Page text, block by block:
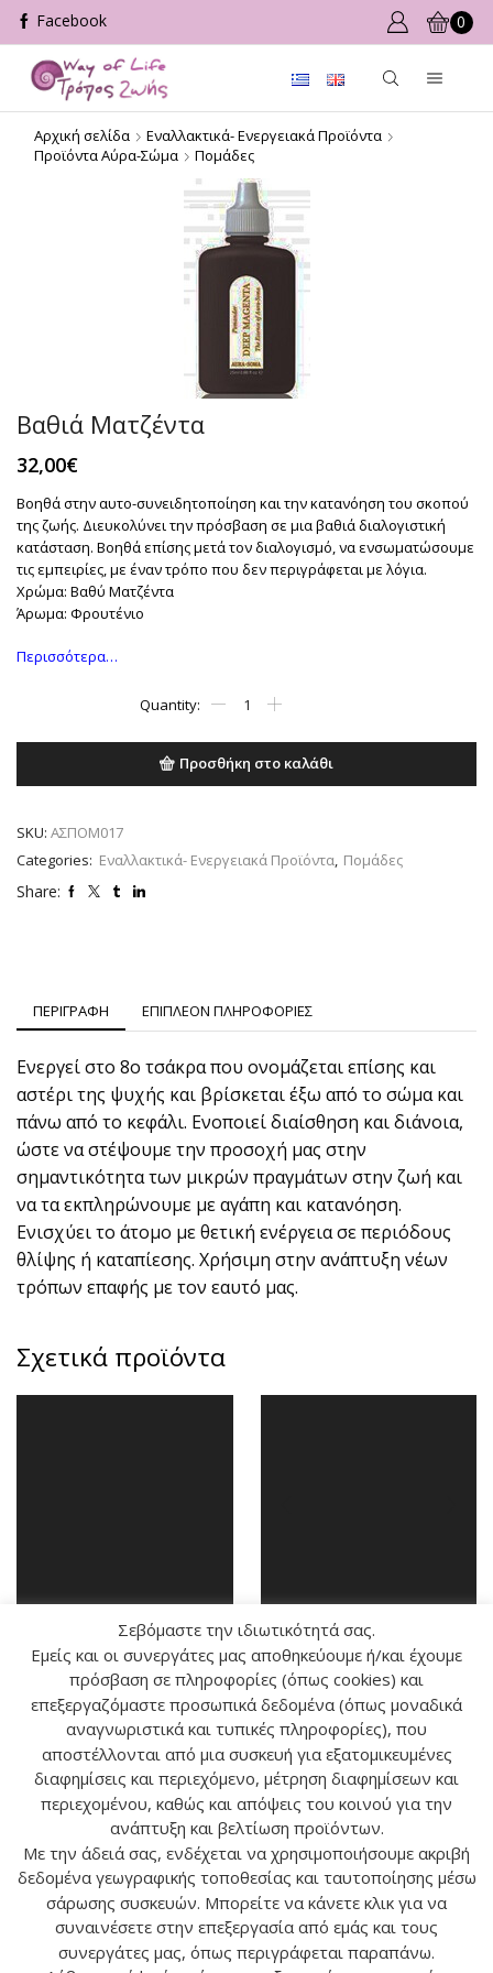
0
Αρχική σελίδα
Εναλλακτικά- Ενεργειακά Προϊόντα
Προϊόντα Αύρα-Σώμα
Πομάδες
Βαθιά Ματζέντα
32,00€
Βοηθά στην αυτο-συνειδητοποίηση και την κατανόηση του σκοπού
της ζωής. Διευκολύνει την πρόσβαση σε μια βαθιά διαλογιστική
κατάσταση. Βοηθά επίσης μετά τον διαλογισμό, να ενσωματώσουμε
τις εμπειρίες, με έναν τρόπο που δεν περιγράφεται με λόγια.
Χρώμα: Βαθύ Ματζέντα
Άρωμα: Φρουτένιο
Περισσότερα…
Ματζέντα
Προσθήκη στο καλάθι
SKU: ΑΣΠΟΜ017
Categories: Εναλλακτικά- Ενεργειακά Προϊόντα Πομάδες
Share:
ΠΕΡΙΓΡΑΦΗ ΕΠΙΠΛΕΟΝ ΠΛΗΡΟΦΟΡΙΕΣ
Ενεργεί στο 8ο τσάκρα που ονομάζεται επίσης και
αστέρι της ψυχής και βρίσκεται έξω από το σώμα και
πάνω από το κεφάλι. Ενοποιεί διαίσθηση και διάνοια,
ώστε να στέψουμε την προσοχή μας στην
σημαντικότητα των μικρών πραγμάτων στην ζωή και
να τα εκπληρώνουμε με αγάπη και κατανόηση.
Ενισχύει το άτομο με θετική ενέργεια σε περιόδους
θλίψης ή καταπίεσης. Χρήσιμη στην ανάπτυξη νέων
τρόπων επαφής με τον εαυτό μας.
Σχετικά προϊόντα
Κίτρινη
Xαλάκι Γείωσης
Σεβόμαστε την ιδιωτικότητά σας.
Εμείς και οι συνεργάτες μας αποθηκεύουμε ή/και έχουμε
πρόσβαση σε πληροφορίες (όπως cookies) και
επεξεργαζόμαστε προσωπικά δεδομένα (όπως μοναδικά
αναγνωριστικά και τυπικές πληροφορίες), που
αποστέλλονται από μια συσκευή για εξατομικευμένες
διαφημίσεις και περιεχόμενο, μέτρηση διαφημίσεων και
περιεχομένου, καθώς και απόψεις του κοινού για την
ανάπτυξη και βελτίωση προϊόντων.
Με την άδειά σας, ενδέχεται να χρησιμοποιήσουμε ακριβή
δεδομένα γεωγραφικής τοποθεσίας και ταυτοποίησης μέσω
σάρωσης συσκευών. Μπορείτε να κάνετε κλικ για να
συναινέσετε στην επεξεργασία από εμάς και τους
συνεργάτες μας, όπως περιγράφεται παραπάνω.